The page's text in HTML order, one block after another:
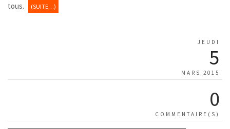
tous.
(SUITE…)
JEUDI
5
MARS 2015
0
COMMENTAIRE(S)